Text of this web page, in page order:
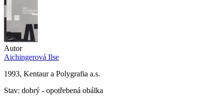
Autor
Aichingerová Ilse
1993, Kentaur a Polygrafia a.s.
Stav: dobrý - opotřebená obálka